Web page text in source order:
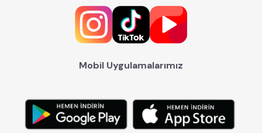
Mobil Uygulamalarımız